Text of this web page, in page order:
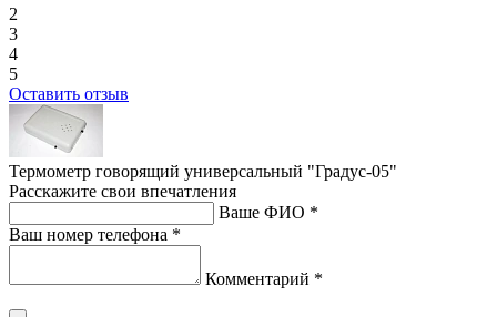
2
3
4
5
Оставить отзыв
Термометр говорящий универсальный "Градус-05"
Расскажите свои впечатления
Ваше ФИО *
Ваш номер телефона *
Комментарий *